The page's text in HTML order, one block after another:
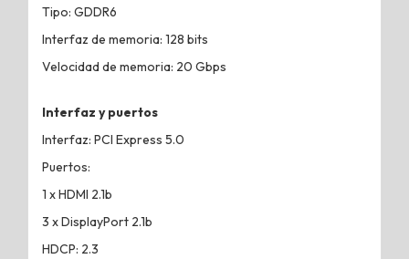
Tipo: GDDR6
Interfaz de memoria: 128 bits
Velocidad de memoria: 20 Gbps
Interfaz y puertos
Interfaz: PCI Express 5.0
Puertos:
1 x HDMI 2.1b
3 x DisplayPort 2.1b
HDCP: 2.3